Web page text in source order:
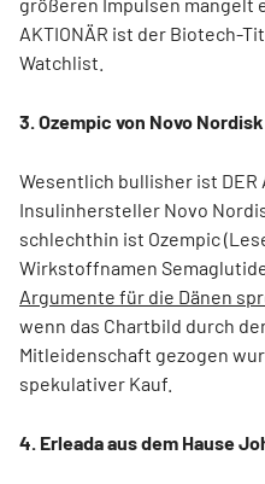
AKTIONÄR ist der Biotech-
Watchlist.
3. Ozempic von Novo Nordisk
Wesentlich bullisher ist DER
Insulinhersteller Novo
schlechthin ist Ozempic
Wirkstoffnamen
Argumente für die Dänen
wenn das Chartbild durch
Mitleidenschaft gezogen
spekulativer Kauf.
4. Erleada aus dem Hause